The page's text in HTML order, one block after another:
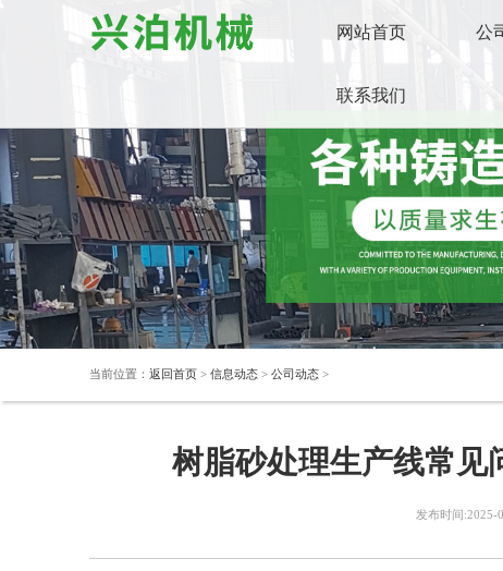
网站首页 公
联系我们
当前位置：返回首页 >信息动态 >公司动态 >
树脂砂处理生产线常见
发布时间:2025-